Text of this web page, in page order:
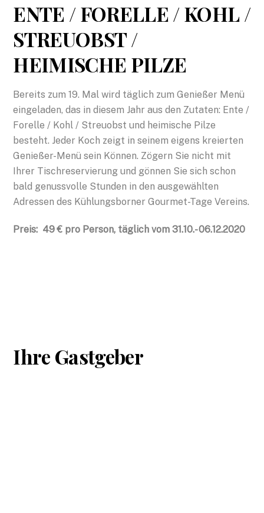
ENTE / FORELLE / KOHL /
STREUOBST /
HEIMISCHE PILZE
Bereits zum 19. Mal wird täglich zum Genießer Menü
eingeladen, das in diesem Jahr aus den Zutaten: Ente /
Forelle / Kohl / Streuobst und heimische Pilze
besteht. Jeder Koch zeigt in seinem eigens kreierten
Genießer-Menü sein Können. Zögern Sie nicht mit
Ihrer Tischreservierung und gönnen Sie sich schon
bald genussvolle Stunden in den ausgewählten
Adressen des Kühlungsborner Gourmet-Tage Vereins.
Preis: 49 € pro Person, täglich vom 31.10.- 06.12.2020
Ihre Gastgeber